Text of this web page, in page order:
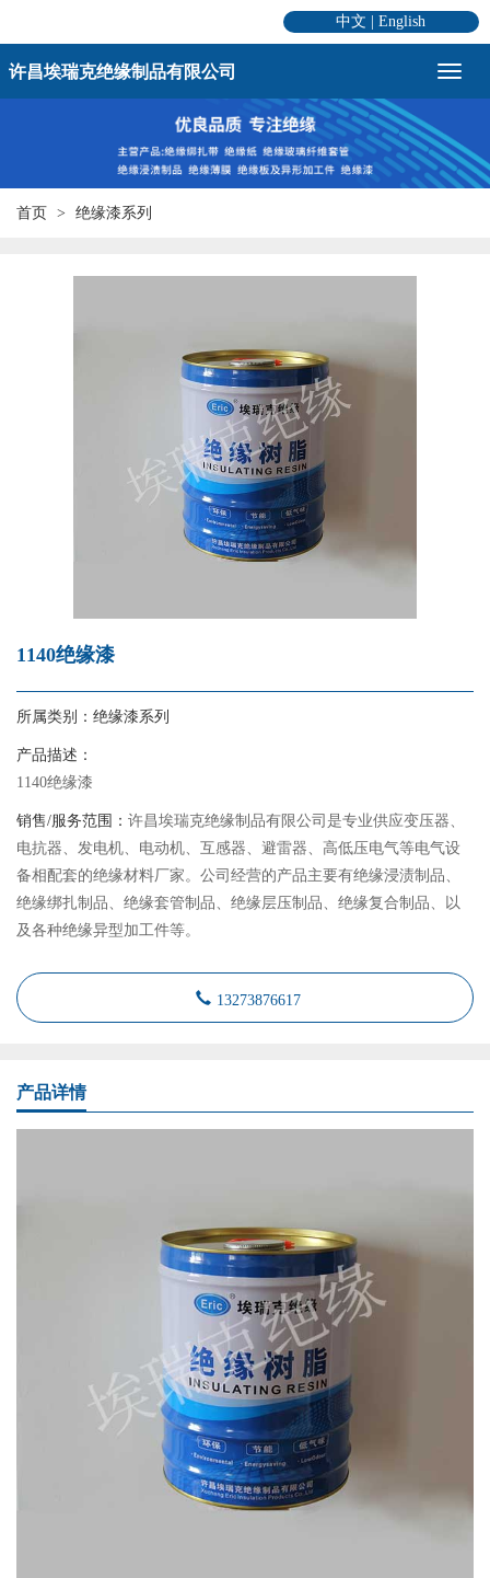
中文 |English
许昌埃瑞克绝缘制品有限公司
首页 绝缘漆系列
1140绝缘漆
所属类别： 绝缘漆系列
产品描述：
1140绝缘漆
销售/服务范围： 许昌埃瑞克绝缘制品有限公司是专业供应变压器、
电抗器、发电机、电动机、互感器、避雷器、高低压电气等电气设
备相配套的绝缘材料厂家。公司经营的产品主要有绝缘浸渍制品、
绝缘绑扎制品、绝缘套管制品、绝缘层压制品、绝缘复合制品、以
及各种绝缘异型加工件等。
13273876617
产品详情